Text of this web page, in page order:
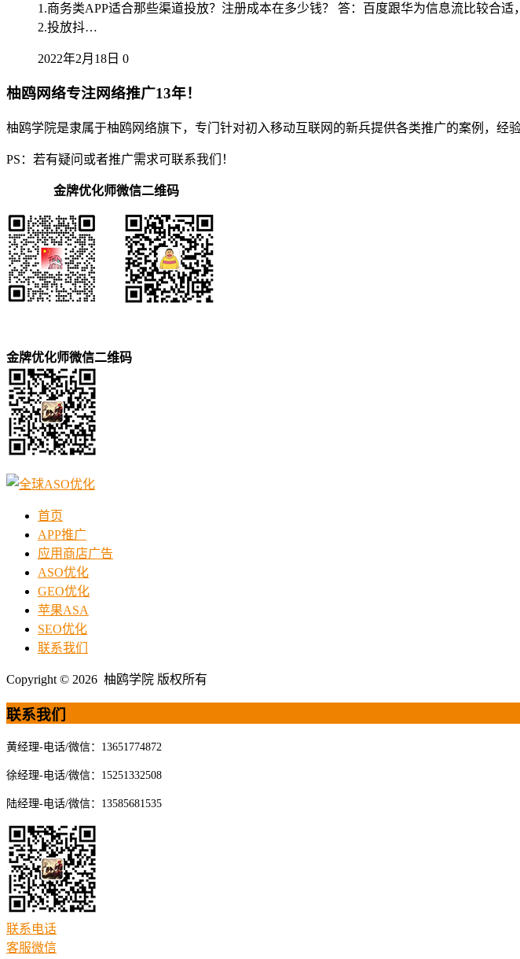
1.商务类APP适合那些渠道投放？注册成本在多少钱？ 答：百度跟华为信息流比较合
2.投放抖…
2022年2月18日 0
柚鸥网络专注网络推广13年！
柚鸥学院是隶属于柚鸥网络旗下，专门针对初入移动互联网的新兵提供各类推广的案例，经验
PS：若有疑问或者推广需求可联系我们！
金牌优化师微信二维码
金牌优化师微信二维码
首页
APP推广
应用商店广告
ASO优化
GEO优化
苹果ASA
SEO优化
联系我们
Copyright © 2026 柚鸥学院 版权所有
联系我们
黄经理-电话/微信：13651774872
徐经理-电话/微信：15251332508
陆经理-电话/微信：13585681535
联系电话
客服微信